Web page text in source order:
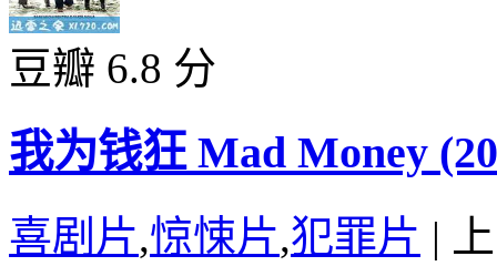
豆瓣 6.8 分
我为钱狂 Mad Money
喜剧片,惊悚片,犯罪片 |